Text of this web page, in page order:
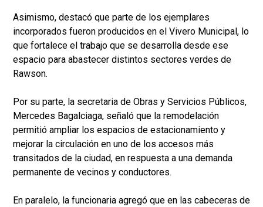
Asimismo, destacó que parte de los ejemplares
incorporados fueron producidos en el Vivero Municipal, lo
que fortalece el trabajo que se desarrolla desde ese
espacio para abastecer distintos sectores verdes de
Rawson.
Por su parte, la secretaria de Obras y Servicios Públicos,
Mercedes Bagalciaga, señaló que la remodelación
permitió ampliar los espacios de estacionamiento y
mejorar la circulación en uno de los accesos más
transitados de la ciudad, en respuesta a una demanda
permanente de vecinos y conductores.
En paralelo, la funcionaria agregó que en las cabeceras de